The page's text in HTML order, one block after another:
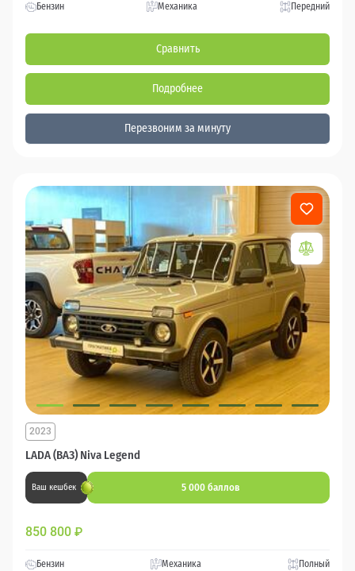
Бензин Механика Передний
Сравнить
Подробнее
Перезвоним за минуту
LADA (ВАЗ) Niva Legend
2023
Ваш кешбек 5 000 баллов
850 800 ₽
Бензин Механика Полный